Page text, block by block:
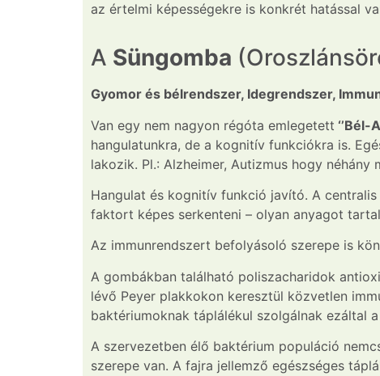
az értelmi képességekre is konkrét hatással
A Süngomba
Gyomor és bélrendszer, Idegrendszer,
Van egy nem nagyon régóta emlegetett ‘’Bél-
hangulatunkra, de a kognitív funkciókra is.
lakozik. Pl.: Alzheimer, Autizmus hogy néhány
Hangulat és kognitív funkció javító. A
faktort képes serkenteni – olyan anyagot
Az immunrendszert befolyásoló szerepe is
A gombákban található poliszacharidok
lévő Peyer plakkokon keresztül közvetlen
baktériumoknak táplálékul szolgálnak ezáltal
A szervezetben élő baktérium populáció
szerepe van. A fajra jellemző egészséges